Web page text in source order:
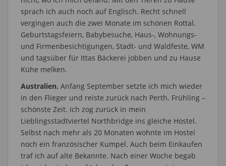
sprach ich auch noch auf Englisch. Recht schnell
vergingen auch die zwei Monate im schönen Rottal.
Geburtstagsfeiern, Babybesuche, Haus-, Wohnungs-
und Firmenbesichtigungen, Stadt- und Waldfeste, WM
und tagsüber für Ittas Bäckerei jobben und zu Hause
Kühe melken.
Australien. Anfang September setzte ich mich wieder
in den Flieger und reiste zurück nach Perth. Frühling –
schönste Zeit. Ich zog zurück in mein
Lieblingsstadtviertel Northbridge ins gleiche Hostel.
Selbst nach mehr als 20 Monaten wohnte im Hostel
noch ein französischer Kumpel. Auch beim Einkaufen
traf ich auf alte Bekannte. Nach einer Woche begab